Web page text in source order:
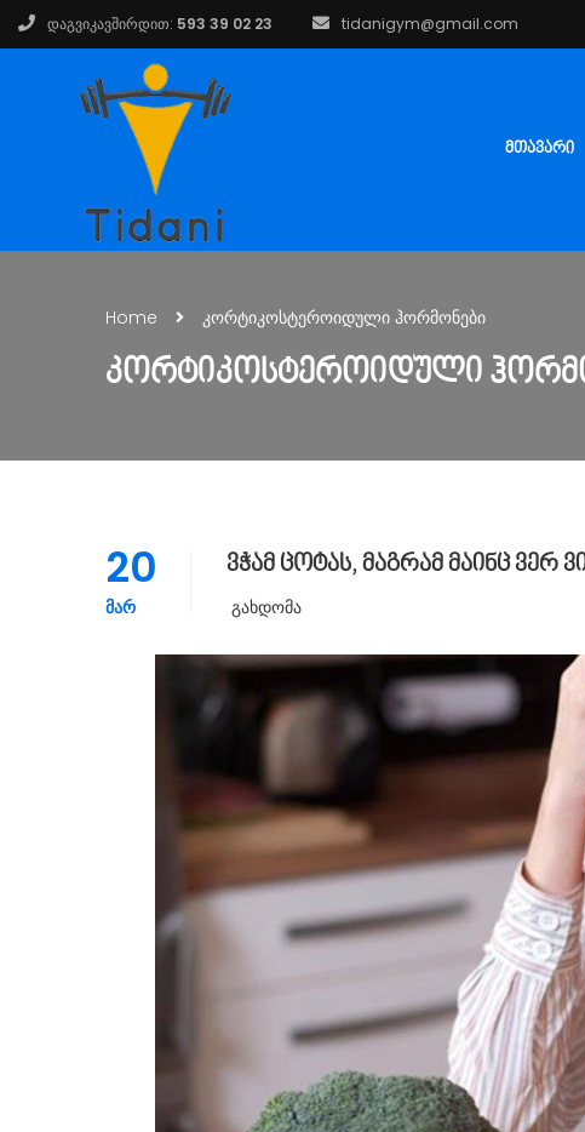
დაგვიკავშირდით: 593 39 02 23 tidanigym@gmail.com
ᲛᲗᲐᲕᲐᲠᲘ
Home კორტიკოსტეროიდული ჰორმონები
ᲙᲝᲠᲢᲘᲙᲝᲡᲢᲔᲠᲝᲘᲓᲣᲚᲘ
20
ᲛᲐᲠ
ვჭამ ცოტას, მაგრამ მაინც ვერ
Გახდომა